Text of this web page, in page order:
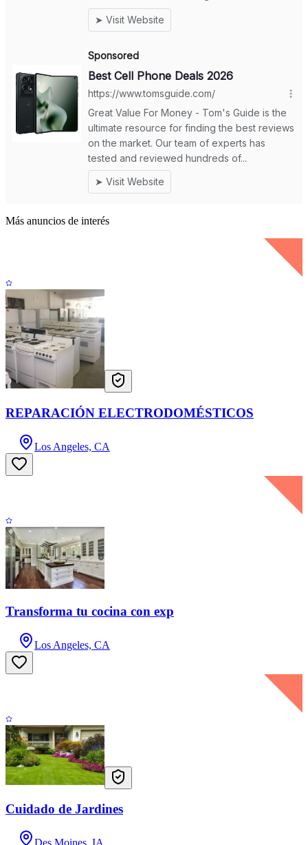
Más anuncios de interés
REPARACIÓN ELECTRODOMÉSTICOS
Los Angeles, CA
Transforma tu cocina con exp
Los Angeles, CA
Cuidado de Jardines
Des Moines, IA